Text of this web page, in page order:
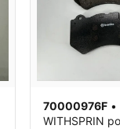
70000976F •
WITHSPRIN